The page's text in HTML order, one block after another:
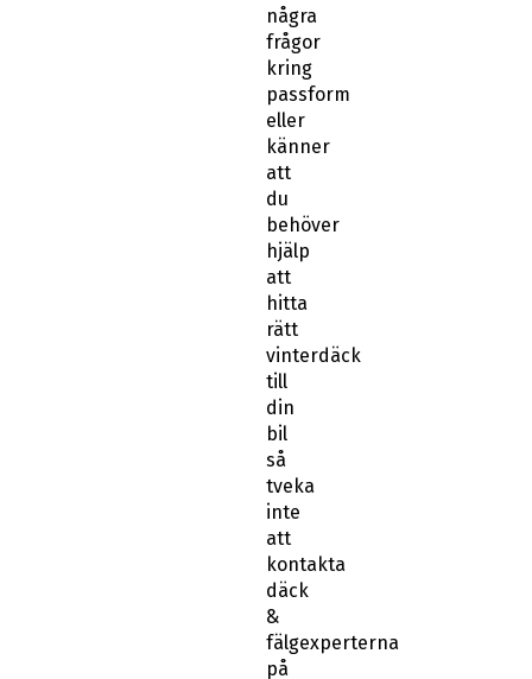
frågor
kring
passform
eller
känner
att
du
behöver
hjälp
att
hitta
rätt
vinterdäck
till
din
bil
så
tveka
inte
att
kontakta
däck
&
fälgexperterna
på
vår